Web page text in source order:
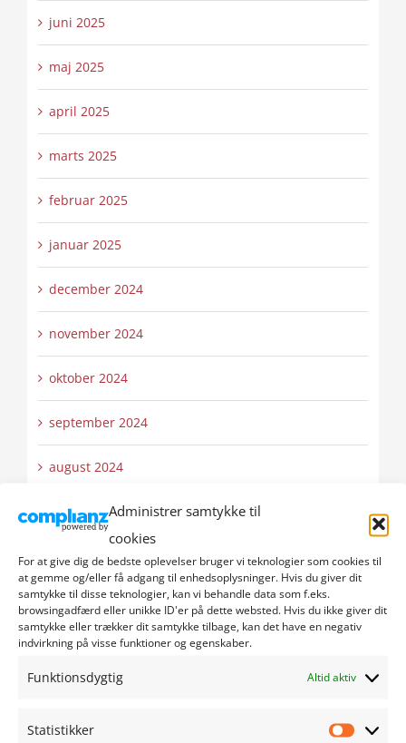
Administrer samtykke til
cookies
For at give dig de bedste oplevelser bruger vi teknologier som cookies til
at gemme og/eller få adgang til enhedsoplysninger. Hvis du giver dit
samtykke til disse teknologier, kan vi behandle data som f.eks.
browsingadfærd eller unikke ID'er på dette websted. Hvis du ikke giver dit
samtykke eller trækker dit samtykke tilbage, kan det have en negativ
indvirkning på visse funktioner og egenskaber.
Funktionsdygtig Altid aktiv
Statistikker
juni 2025
maj 2025
april 2025
marts 2025
februar 2025
januar 2025
december 2024
november 2024
oktober 2024
september 2024
august 2024
juli 2024
juni 2024
maj 2024
april 2024
marts 2024
februar 2024